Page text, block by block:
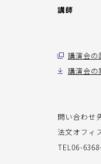
講師
講演会の
講演会の
問い合わせ
法文オフィ
TEL06-